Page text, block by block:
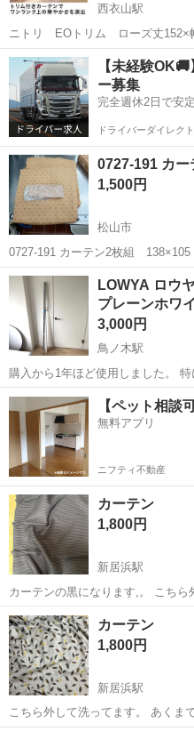
西衣山駅
ニトリ EOトリム ローズ丈152×
枚目以降が実物の写真になります
目の写真通りの色です。
愛媛 松山市 西衣山駅
【未経験
ー募集
完全週休2日で安
ドライバーダイレクト
0727-191 カ
1,500円
松山市
0727-191 カーテン2枚組 138×105 【状態】 ・使用に伴う多少のス
レ、キズ、落としきれない汚れな
ください ・お値引きは出来かね
愛媛 松山市 カーテン、ブ
LOWYA ロ
プレーンホワ
3,000円
鳥ノ木駅
購入から1年ほど使用しました。 特
す。 ロック機能もあり、とても便利でした 引っ越しに伴い出品いたし
ます。
愛媛 伊予市 鳥ノ木駅
ブラインド
【ペット相談
無料アプリ
ニフティ不動産
カーテン
1,800円
新居浜駅
カーテンの黒になります,。 こちら
愛媛 新居浜市
カーテン
カーテン
1,800円
新居浜駅
こちら外して洗ってます。 あくま